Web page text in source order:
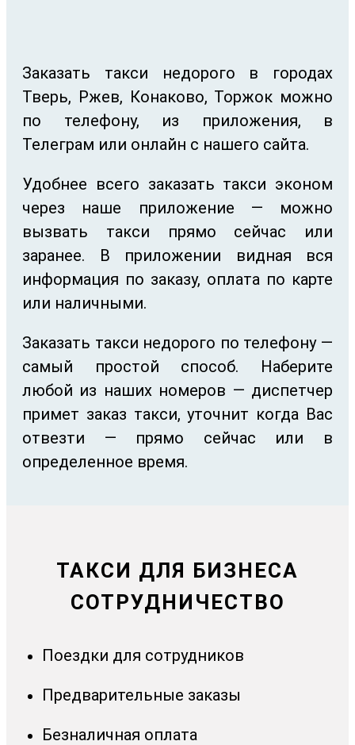
Заказать такси недорого в городах
Тверь, Ржев, Конаково, Торжок можно
по телефону, из приложения, в
Телеграм или онлайн с нашего сайта.
Удобнее всего заказать такси эконом
через наше приложение — можно
вызвать такси прямо сейчас или
заранее. В приложении видная вся
информация по заказу, оплата по карте
или наличными.
Заказать такси недорого по телефону —
самый простой способ. Наберите
любой из наших номеров — диспетчер
примет заказ такси, уточнит когда Вас
отвезти — прямо сейчас или в
определенное время.
ТАКСИ ДЛЯ БИЗНЕСА
СОТРУДНИЧЕСТВО
Поездки для сотрудников
Предварительные заказы
Безналичная оплата